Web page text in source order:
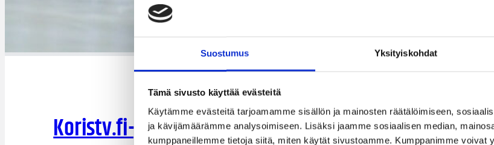
Suostumus Yksityiskohdat
Tämä sivusto käyttää evästeitä
Käytämme evästeitä tarjoamamme sisällön ja mainosten räätälöimiseen,
ja kävijämäärämme analysoimiseen. Lisäksi jaamme sosiaalisen median,
kumppaneillemme tietoja siitä, miten käytät sivustoamme. Kumppanimme voivat
Tuomas Hirvonen ja Kataja Basket metsästävät avausvoittoaan
Koristv.fi-palveluun>